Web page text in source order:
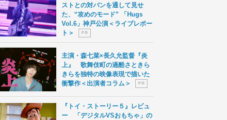
ストとの対バンを通して見せ
た、“攻めのモード” 「Hugs
Vol.6」神戸公演＜ライブレポー
ト＞
P R
主演・森七菜×長久允監督『炎
上』 歌舞伎町の過酷さときら
きらを独特の映像表現で描いた
衝撃作＜出演者コラム＞
P R
『トイ・ストーリー５』レビュ
ー 「デジタルVSおもちゃ」の